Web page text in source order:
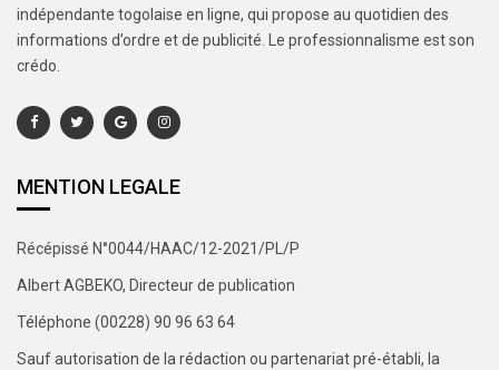
indépendante togolaise en ligne, qui propose au quotidien des
informations d’ordre et de publicité. Le professionnalisme est son
crédo.
MENTION LEGALE
Récépissé N°0044/HAAC/12-2021/PL/P
Albert AGBEKO, Directeur de publication
Téléphone (00228) 90 96 63 64
Sauf autorisation de la rédaction ou partenariat pré-établi, la